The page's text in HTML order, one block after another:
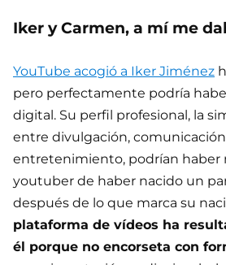
Iker y Carmen, a mí me
YouTube acogió a Iker Jiménez
pero perfectamente podría
digital. Su perfil profesional, la
entre divulgación,
entretenimiento, podrían haber
youtuber de haber nacido un
después de lo que marca su
plataforma de vídeos ha
él porque no encorseta con